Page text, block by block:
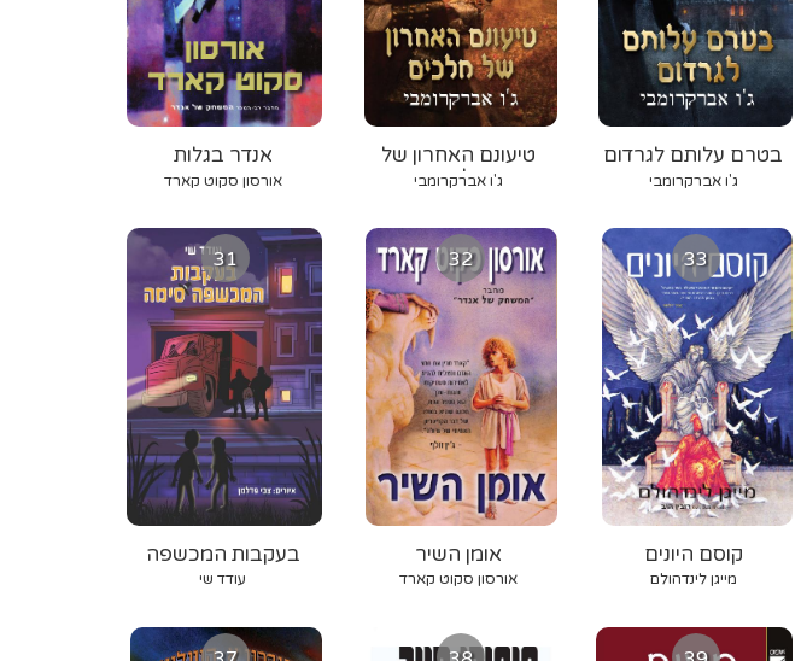
אנדר בגלות
אורסון סקוט קארד
טיעונם האחרון של
מלכים
ג'ו אברקרומבי
בטרם עלותם לגרדום
ג'ו אברקרומבי
31
בעקבות המכשפה
סימה
עודד שי
32
אומן השיר
אורסון סקוט קארד
33
קוסם היונים
מייגן לינדהולם